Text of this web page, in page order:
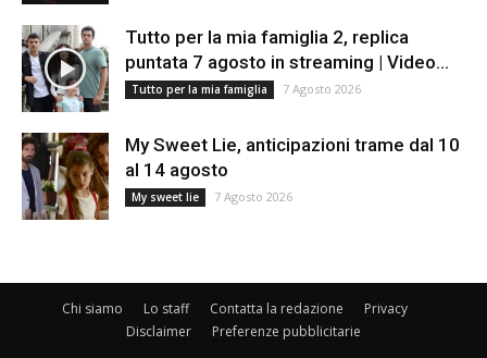
Tutto per la mia famiglia 2, replica
puntata 7 agosto in streaming | Video...
Tutto per la mia famiglia 7 Agosto 2026
My Sweet Lie, anticipazioni trame dal 10
al 14 agosto
My sweet lie 7 Agosto 2026
Chi siamo Lo staff Contatta la redazione
Privacy
Disclaimer
Preferenze pubblicitarie